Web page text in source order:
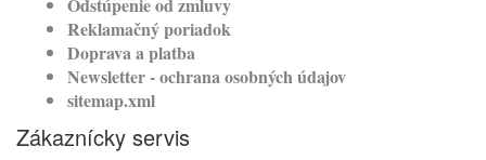
Odstúpenie od zmluvy
Reklamačný poriadok
Doprava a platba
Newsletter - ochrana osobných údajov
sitemap.xml
Zákaznícky servis